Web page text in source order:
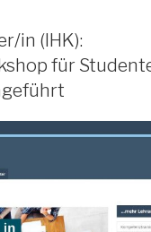
in (IHK):
für